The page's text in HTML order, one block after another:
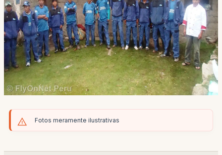
Fotos meramente ilustrativas